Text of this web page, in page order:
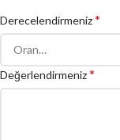
Derecelendirmeniz*
Değerlendirmeniz*